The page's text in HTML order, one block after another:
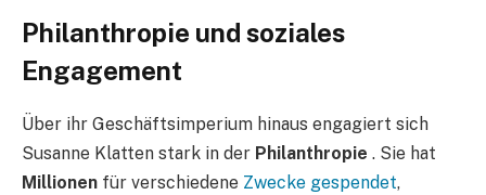
Philanthropie und soziales
Engagement
Über ihr Geschäftsimperium hinaus engagiert sich
Susanne Klatten stark in der Philanthropie . Sie hat
Millionen für verschiedene Zwecke gespendet,